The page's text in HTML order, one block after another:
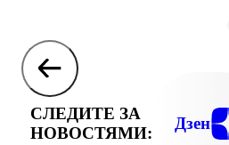
СЛЕДИТЕ ЗА
НОВОСТЯМИ:
Дзен